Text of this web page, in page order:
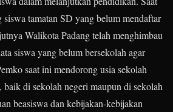
tamatan SD yang belum mendaftar
Walikota Padang telah menghimbau
siswa yang belum bersekolah agar
saat ini mendorong usia sekolah
baik di sekolah negeri maupun di sekolah
beasiswa dan kebijakan-kebijakan